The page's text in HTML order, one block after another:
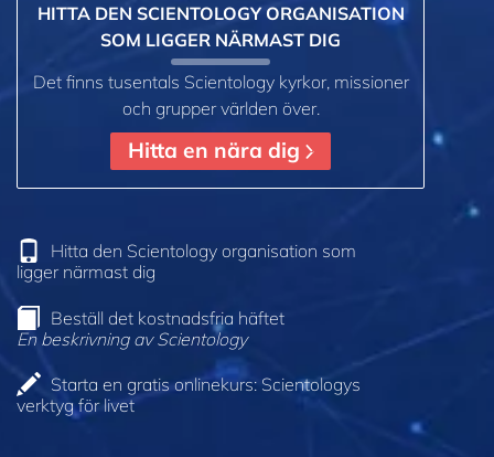
HITTA DEN SCIENTOLOGY ORGANISATION
SOM LIGGER NÄRMAST DIG
Det finns tusentals Scientology kyrkor, missioner
och grupper världen över.
Hitta en nära dig
Hitta den Scientology organisation som
ligger närmast dig
Beställ det kostnadsfria häftet
En beskrivning av Scientology
Starta en gratis onlinekurs: Scientologys
verktyg för livet